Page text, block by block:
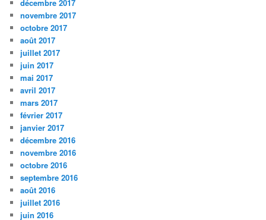
décembre 2017
novembre 2017
octobre 2017
août 2017
juillet 2017
juin 2017
mai 2017
avril 2017
mars 2017
février 2017
janvier 2017
décembre 2016
novembre 2016
octobre 2016
septembre 2016
août 2016
juillet 2016
juin 2016